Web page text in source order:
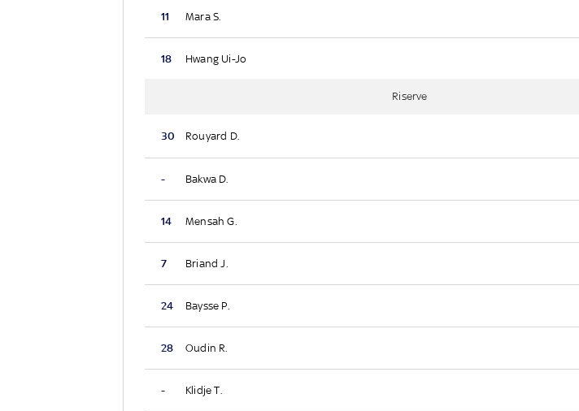
11 Mara S.
18 Hwang Ui-Jo
Riserve
30 Rouyard D.
- Bakwa D.
14 Mensah G.
7 Briand J.
24 Baysse P.
28 Oudin R.
- Klidje T.